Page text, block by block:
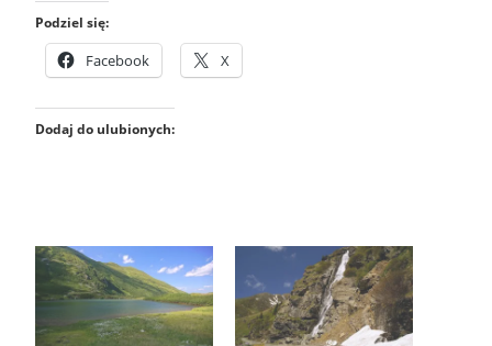
Podziel się:
Facebook X
Dodaj do ulubionych: